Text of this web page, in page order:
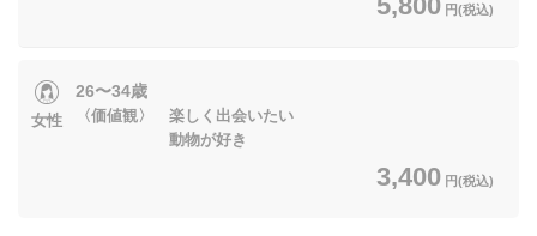
円(税込)
女性
26〜34歳
〈価値観〉 楽しく出会いたい
動物が好き
3,400 円(税込)